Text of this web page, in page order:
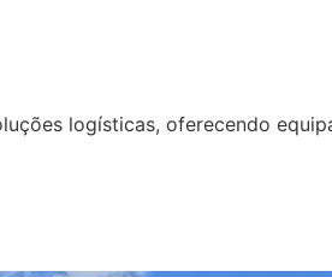
logísticas, oferecendo